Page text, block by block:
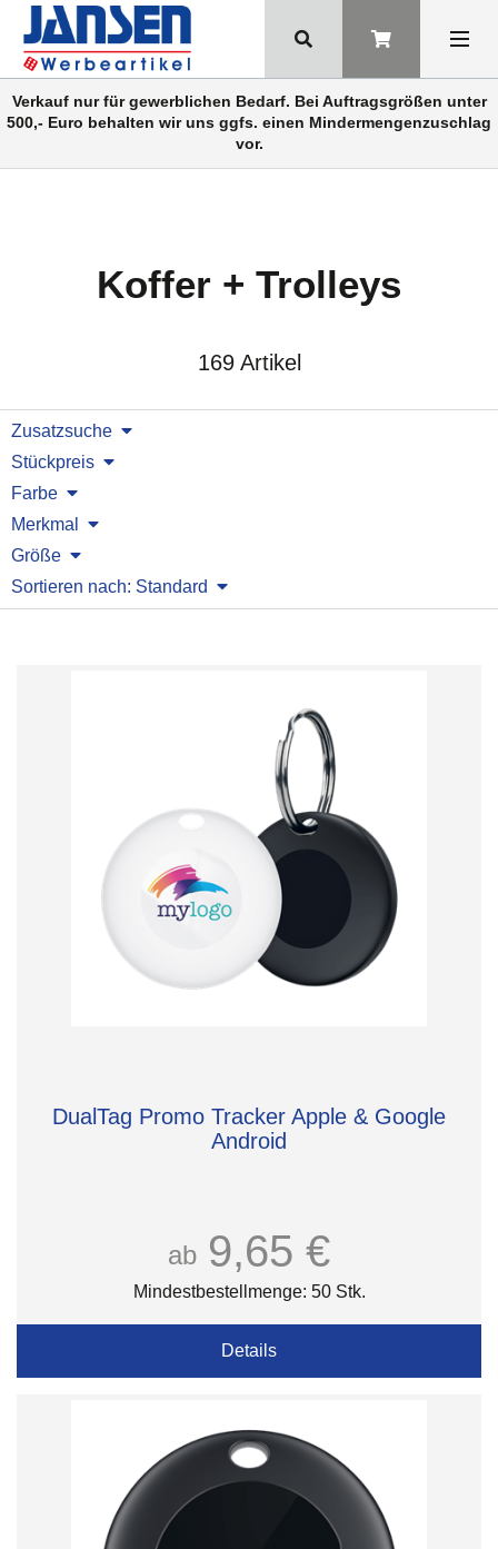
Verkauf nur für gewerblichen Bedarf. Bei Auftragsgrößen unter
500,- Euro behalten wir uns ggfs. einen Mindermengenzuschlag
vor.
Koffer + Trolleys
169 Artikel
Zusatzsuche
Stückpreis
Farbe
Merkmal
Größe
Sortieren nach: Standard
DualTag Promo Tracker Apple & Google
Android
ab 9,65 €
Mindestbestellmenge: 50 Stk.
Details